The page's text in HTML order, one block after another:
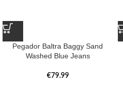
Pegador Baltra Baggy Sand
Washed Blue Jeans
€79.99